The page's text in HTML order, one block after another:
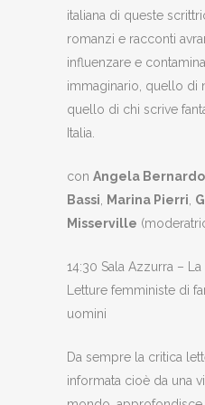
italiana di queste
romanzi e racconti
influenzare e
immaginario, quello di
quello di chi scrive
Italia.
con Angela
Bassi
Marina Pierri
Misserville
14:30 Sala Azzurra – La
Letture femministe di
uomini
Da sempre la critica
informata cioè da una